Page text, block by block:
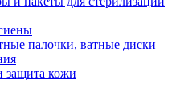
палочки, ватные диски
защита кожи